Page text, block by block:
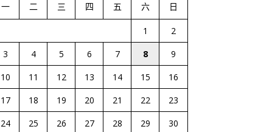
一 二 三 四 五 六 日
1
2
3
4 5 6 7 8
9
10
11 12 13 14 15
16
17
18 19 20 21 22
23
24
25 26 27 28 29
30